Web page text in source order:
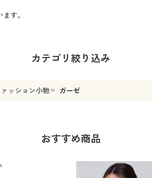
す。
カテゴリ絞り込み
ァッション小物 ガーゼ
おすすめ商品